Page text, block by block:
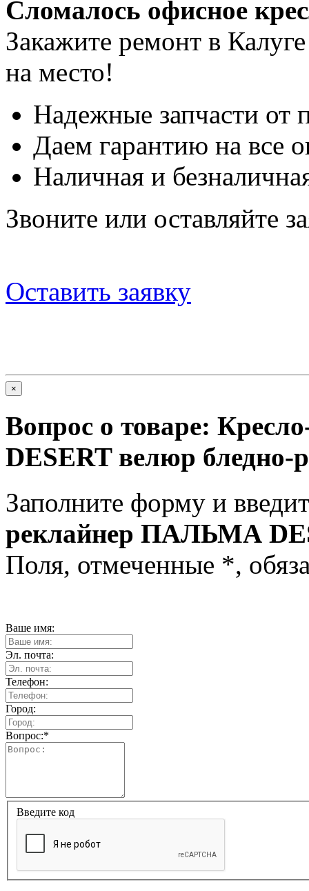
Сломалось офисное
Закажите ремонт в
на место!
Надежные запчасти от
Даем гарантию на все
Наличная и
Звоните или оставляйте
Оставить заявку
×
Вопрос о товаре:
DESERT велюр бледно-
Заполните форму и
реклайнер ПАЛЬМА
Поля, отмеченные *,
Ваше имя:
Эл. почта:
Телефон:
Город:
Вопрос:*
Введите код